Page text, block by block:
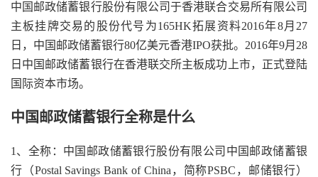
中国邮政储蓄银行股份有限公司于香港联合交易所有限公司
主板挂牌交易的股份代号为165HK拓展资料2016年8月27
日，中国邮政储蓄银行80亿美元香港IPO获批。2016年9月28
日中国邮政储蓄银行在香港联交所主板成功上市，正式登陆
国际资本市场。
中国邮政储蓄银行全称是什么
1、全称：中国邮政储蓄银行股份有限公司中国邮政储蓄银
行（Postal Savings Bank of China，简称PSBC，邮储银行）